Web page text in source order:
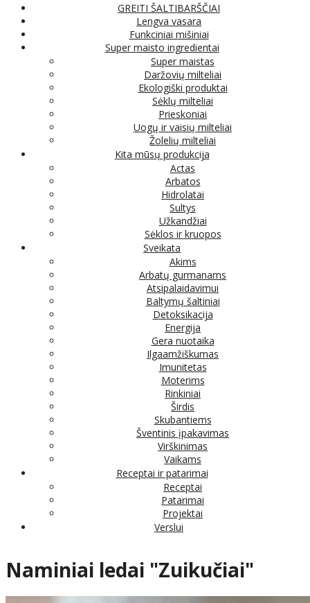
GREITI ŠALTIBARŠČIAI
Lengva vasara
Funkciniai mišiniai
Super maisto ingredientai
Super maistas
Daržovių milteliai
Ekologiški produktai
Sėklų milteliai
Prieskoniai
Uogų ir vaisių milteliai
Žolelių milteliai
Kita mūsų produkcija
Actas
Arbatos
Hidrolatai
Sultys
Užkandžiai
Sėklos ir kruopos
Sveikata
Akims
Arbatų gurmanams
Atsipalaidavimui
Baltymų šaltiniai
Detoksikacija
Energija
Gera nuotaika
Ilgaamžiškumas
Imunitetas
Moterims
Rinkiniai
Širdis
Skubantiems
Šventinis įpakavimas
Virškinimas
Vaikams
Receptai ir patarimai
Receptai
Patarimai
Projektai
Verslui
Naminiai ledai "Zuikučiai"